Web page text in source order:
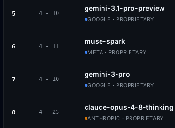
5 4 - 10
gemini-3.1-pro-preview
GOOGLE · PROPRIETARY
6 4 - 11
muse-spark
META · PROPRIETARY
7 4 - 10
gemini-3-pro
GOOGLE · PROPRIETARY
8 4 - 23
claude-opus-4-8-thinking
ANTHROPIC · PROPRIETARY